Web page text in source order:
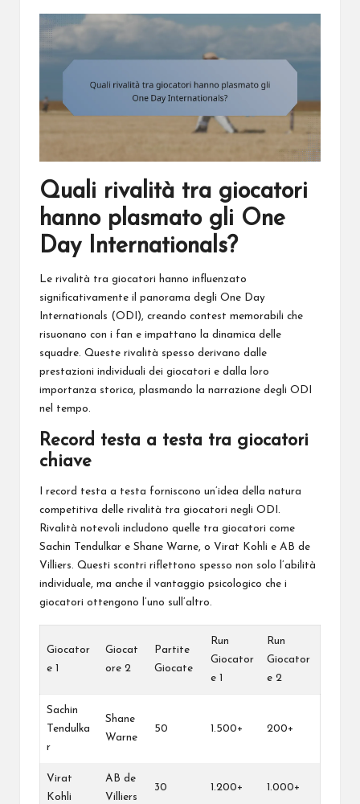
Quali rivalità tra giocatori
hanno plasmato gli One
Day Internationals?
Le rivalità tra giocatori hanno influenzato
significativamente il panorama degli One Day
Internationals (ODI), creando contest memorabili che
risuonano con i fan e impattano la dinamica delle
squadre. Queste rivalità spesso derivano dalle
prestazioni individuali dei giocatori e dalla loro
importanza storica, plasmando la narrazione degli ODI
nel tempo.
Record testa a testa tra giocatori
chiave
I record testa a testa forniscono un’idea della natura
competitiva delle rivalità tra giocatori negli ODI.
Rivalità notevoli includono quelle tra giocatori come
Sachin Tendulkar e Shane Warne, o Virat Kohli e AB de
Villiers. Questi scontri riflettono spesso non solo l’abilità
individuale, ma anche il vantaggio psicologico che i
giocatori ottengono l’uno sull’altro.
Giocator
e 1
Giocat
ore 2
Partite
Giocate
Run
Giocator
e 1
Run
Giocator
e 2
Sachin
Tendulka
r
Shane
Warne
50 1.500+ 200+
Virat
Kohli
AB de
Villiers
30 1.200+ 1.000+